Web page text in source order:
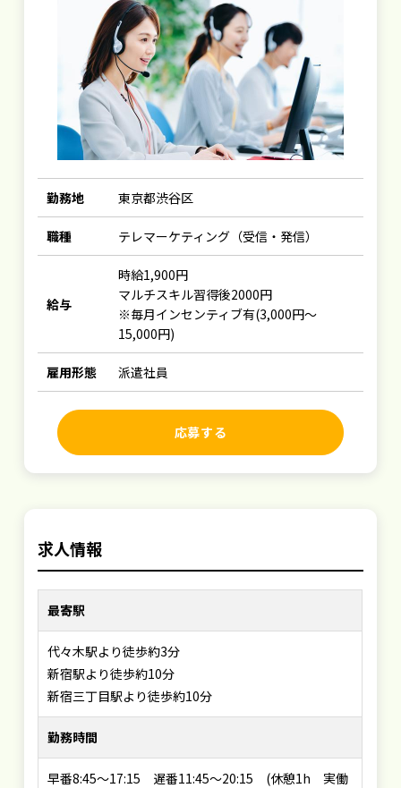
勤務地 東京都渋谷区
職種 テレマーケティング（受信・発信）
給与
時給1,900円
マルチスキル習得後2000円
※毎月インセンティブ有(3,000円～
15,000円)
雇用形態 派遣社員
応募する
求人情報
最寄駅
代々木駅より徒歩約3分
新宿駅より徒歩約10分
新宿三丁目駅より徒歩約10分
勤務時間
早番8:45～17:15 遅番11:45～20:15 (休憩1h 実働